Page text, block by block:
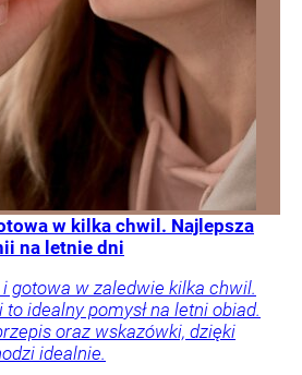
w kilka chwil. Najlepsza
na letnie dni
gotowa w zaledwie kilka chwil.
idealny pomysł na letni obiad.
oraz wskazówki, dzięki
idealnie.